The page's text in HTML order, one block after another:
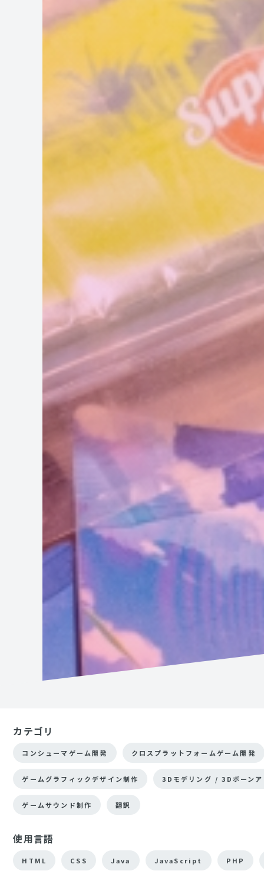
カテゴリ
コンシューマゲーム開発 クロスプラットフォームゲーム開発
ゲームグラフィックデザイン制作 3Dモデリング / 3Dボーン
ゲームサウンド制作 翻訳
使用言語
HTML CSS Java JavaScript PHP